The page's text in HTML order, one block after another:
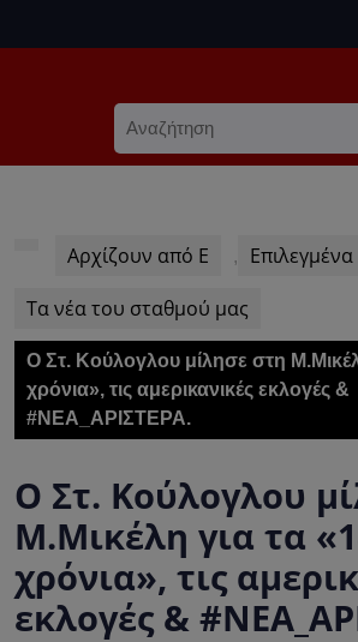
to
for:
Αρχίζουν από Ε , Επιλεγμένα
Τα νέα του σταθμού μας
Ο Στ. Κούλογλου μίλησε στη
χρόνια», τις αμερικανικές εκλογές &
#ΝΕΑ_ΑΡΙΣΤΕΡΑ.
Ο Στ. Κούλογλου
Μ.Μικέλη για τα
χρόνια», τις
εκλογές &